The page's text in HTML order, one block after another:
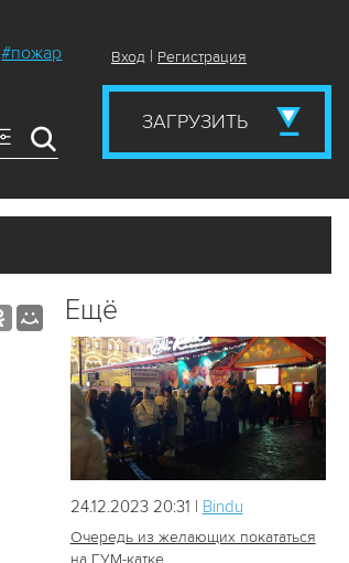
#пожар Вход | Регистрация
ЗАГРУЗИТЬ
Ещё
24.12.2023 20:31 | Bindu
Очередь из желающих покататься